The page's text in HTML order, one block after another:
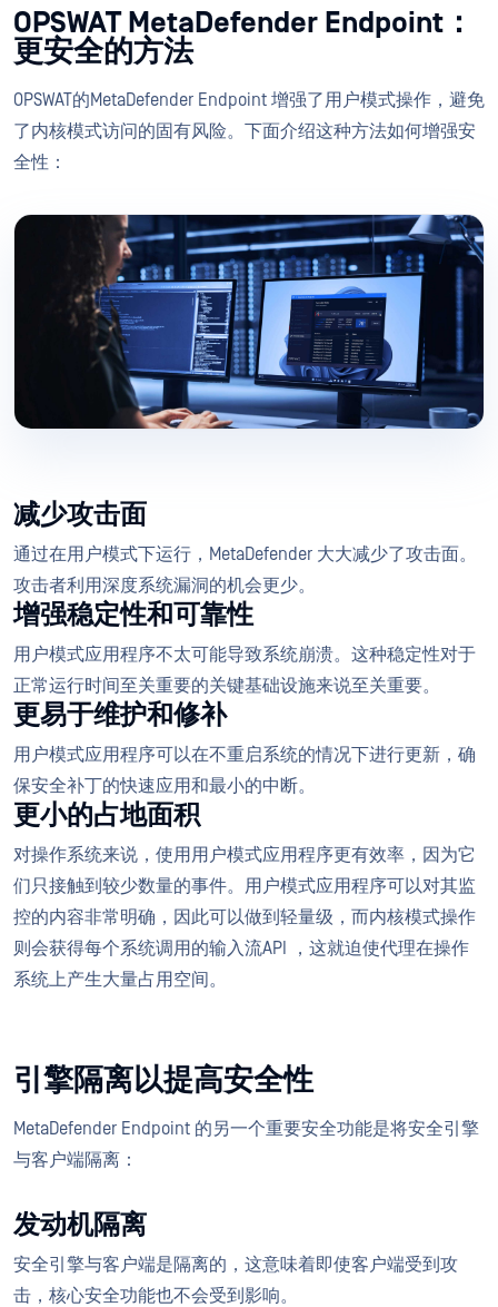
OPSWAT MetaDefender Endpoint：
更安全的方法
OPSWAT的MetaDefender Endpoint 增强了用户模式操作，避免
了内核模式访问的固有风险。下面介绍这种方法如何增强安
全性：
减少攻击面
通过在用户模式下运行，MetaDefender 大大减少了攻击面。
攻击者利用深度系统漏洞的机会更少。
增强稳定性和可靠性
用户模式应用程序不太可能导致系统崩溃。这种稳定性对于
正常运行时间至关重要的关键基础设施来说至关重要。
更易于维护和修补
用户模式应用程序可以在不重启系统的情况下进行更新，确
保安全补丁的快速应用和最小的中断。
更小的占地面积
对操作系统来说，使用用户模式应用程序更有效率，因为它
们只接触到较少数量的事件。用户模式应用程序可以对其监
控的内容非常明确，因此可以做到轻量级，而内核模式操作
则会获得每个系统调用的输入流API ，这就迫使代理在操作
系统上产生大量占用空间。
引擎隔离以提高安全性
MetaDefender Endpoint 的另一个重要安全功能是将安全引擎
与客户端隔离：
发动机隔离
安全引擎与客户端是隔离的，这意味着即使客户端受到攻
击，核心安全功能也不会受到影响。